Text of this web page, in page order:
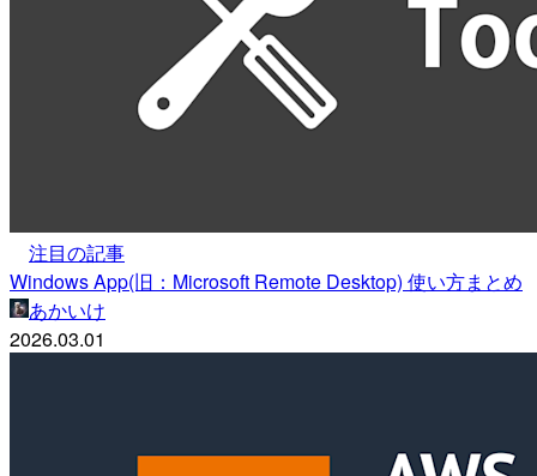
注目の記事
Windows App(旧：Microsoft Remote Desktop) 使い方まとめ
あかいけ
2026.03.01